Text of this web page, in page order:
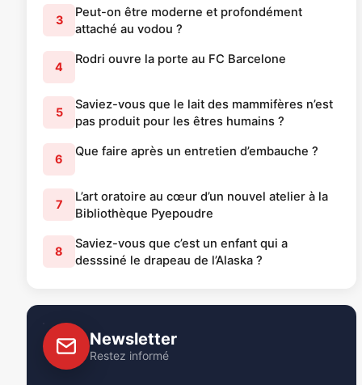
3
Peut-on être moderne et profondément
attaché au vodou ?
4
Rodri ouvre la porte au FC Barcelone
5
Saviez-vous que le lait des mammifères n’est
pas produit pour les êtres humains ?
6
Que faire après un entretien d’embauche ?
7
L’art oratoire au cœur d’un nouvel atelier à la
Bibliothèque Pyepoudre
8
Saviez-vous que c’est un enfant qui a
desssiné le drapeau de l’Alaska ?
Newsletter
Restez informé